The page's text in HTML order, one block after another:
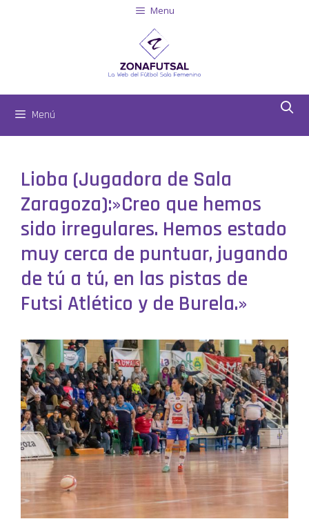
Menu
Menú
Lioba (Jugadora de Sala
Zaragoza):»Creo que hemos
sido irregulares. Hemos estado
muy cerca de puntuar, jugando
de tú a tú, en las pistas de
Futsi Atlético y de Burela.»